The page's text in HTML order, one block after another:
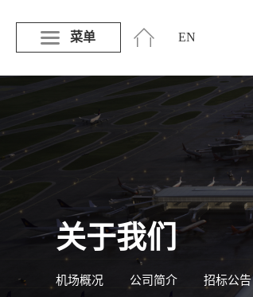
菜单 EN
关于我们
机场概况 公司简介 招标公告